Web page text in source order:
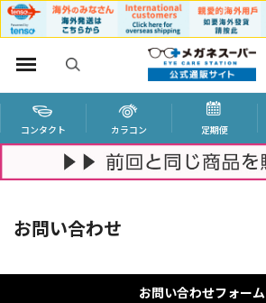
コンタクト カラコン 定期便
お問い合わせ
お問い合わせフォーム